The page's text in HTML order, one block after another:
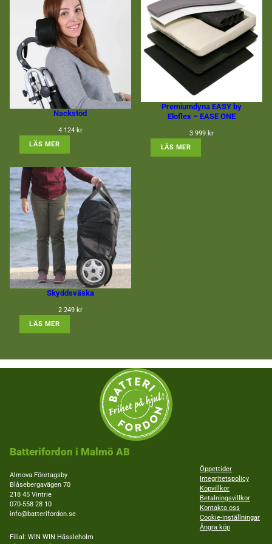
Nackstöd
4 124 kr
LÄS MER: NACKSTÖD
Premiumdyna EASY by
Eloflex – EASE ONE
3 999 kr
LÄS MER: PREMIUMDYNA EASY
Skyddsväska
2 249 kr
LÄS MER: SKYDDSVÄSKA
Batterifordon i Malmö AB
Almova Företagsby
Blåsebergavägen 70
218 45 Vintrie
070-558 28 10
info@batterifordon.se
Filial: WIN WIN Hässleholm
Öppettider
Integritetspolicy
Köpvillkor
Betalningsvillkor
Kontakta oss
Cookie-inställningar
Ångra köp
ditt beteende när
du surfar ökar
du chansen att
få se personligt
anpassat
innehåll och
erbjudanden.